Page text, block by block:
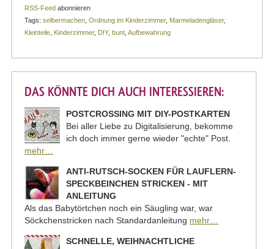
RSS-Feed abonnieren
Tags: selbermachen Ordnung im Kinderzimmer, Marmeladengläser,
Kleinteile Kinderzimmer, DIY, bunt Aufbewahrung
DAS KÖNNTE DICH AUCH INTERESSIEREN:
POSTCROSSING MIT DIY-POSTKARTEN
Bei aller Liebe zu Digitalisierung, bekomme
ich doch immer gerne wieder "echte" Post.
mehr…
ANTI-RUTSCH-SOCKEN FÜR LAUFLERN-
SPECKBEINCHEN STRICKEN - MIT
ANLEITUNG
Als das Babytörtchen noch ein Säugling war, war
Söckchenstricken nach Standardanleitung mehr…
SCHNELLE, WEIHNACHTLICHE